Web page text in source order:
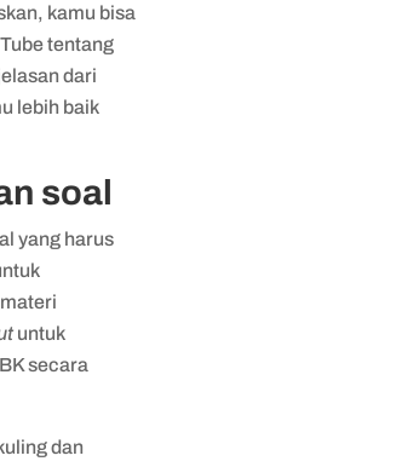
kamu bisa
tentang
dari
lebih baik
soal
yang harus
untuk
secara
dan